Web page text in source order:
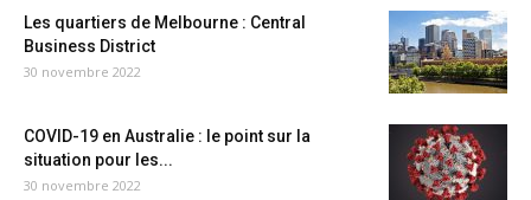
Les quartiers de Melbourne : Central
Business District
30 novembre 2022
COVID-19 en Australie : le point sur la
situation pour les...
30 novembre 2022